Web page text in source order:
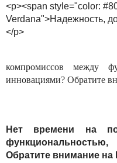
<p><span style="color:
Verdana">Надежность,
</p>
компромиссов между
инновациями? Обратите
Нет времени на
Обратите внимание на